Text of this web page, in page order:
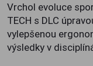
Vrchol evoluce
TECH s DLC
vylepšenou
výsledky v